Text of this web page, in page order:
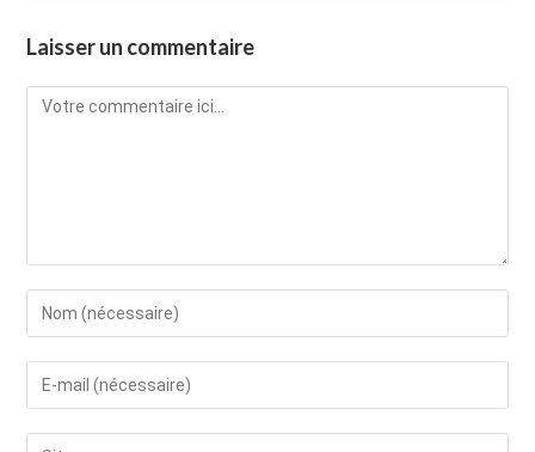
Laisser un commentaire
Comment
Enter
your
name
Enter
your
email
Saisir